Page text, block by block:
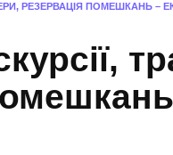
РЕЗЕРВАЦІЯ ПОМЕШКАНЬ –